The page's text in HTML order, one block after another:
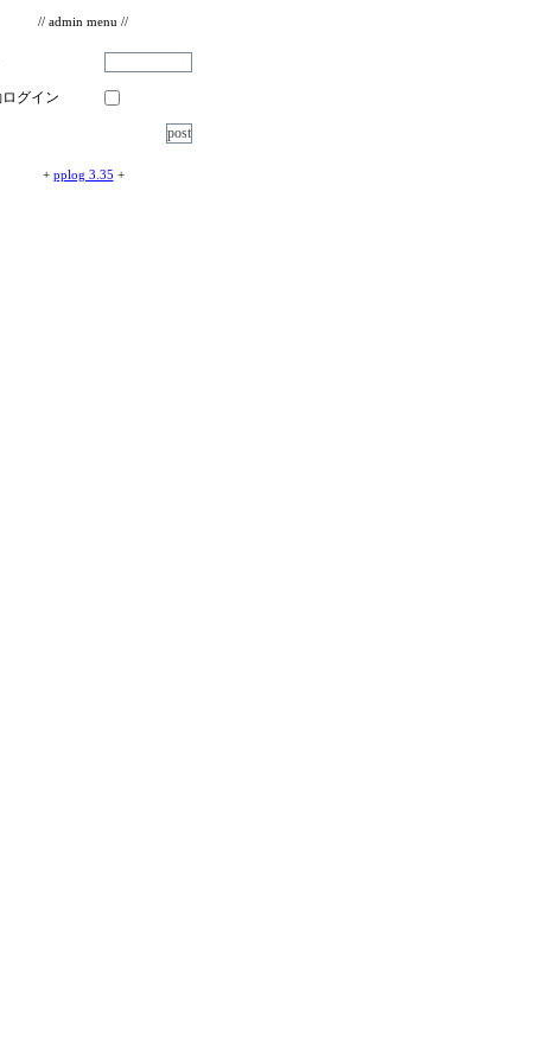
// admin menu //
グイン
+ pplog 3.35 +